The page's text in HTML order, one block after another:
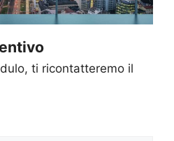
ti ricontatteremo il